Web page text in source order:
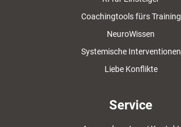
Coachingtools fürs Training
NeuroWissen
Systemische Interventionen
Liebe Konflikte
Service